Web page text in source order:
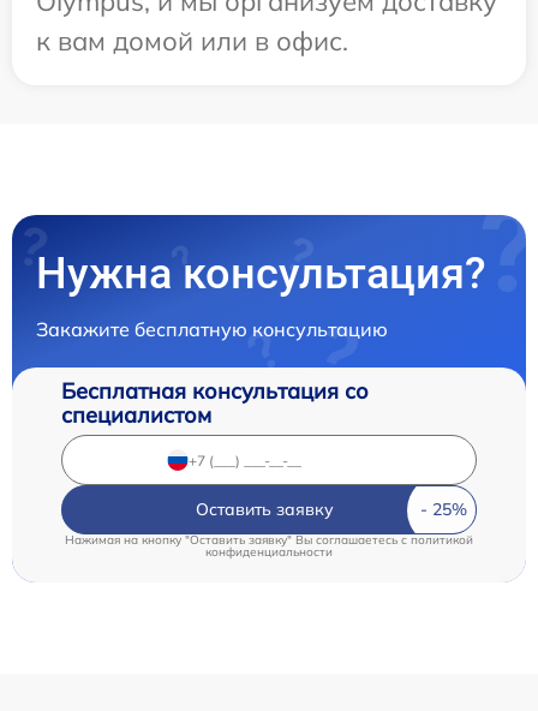
к вам домой или в офис.
Нужна консультация?
Закажите бесплатную консультацию
Бесплатная консультация со
специалистом
Оставить заявку
Нажимая на кнопку "Оставить заявку" Вы соглашаетесь c политикой
конфиденциальности